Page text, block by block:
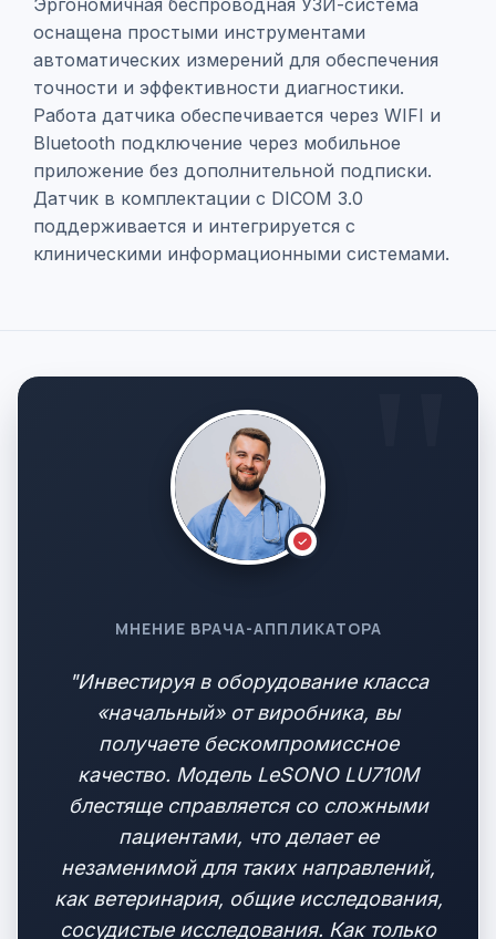
Эргономичная беспроводная УЗИ-система
оснащена простыми инструментами
автоматических измерений для обеспечения
точности и эффективности диагностики.
Работа датчика обеспечивается через WIFI и
Bluetooth подключение через мобильное
приложение без дополнительной подписки.
Датчик в комплектации с DICOM 3.0
поддерживается и интегрируется с
клиническими информационными системами.
МНЕНИЕ ВРАЧА-АППЛИКАТОРА
"Инвестируя в оборудование класса
«начальный» от виробника, вы
получаете бескомпромиссное
качество. Модель LeSONO LU710M
блестяще справляется со сложными
пациентами, что делает ее
незаменимой для таких направлений,
как ветеринария, общие исследования,
сосудистые исследования. Как только